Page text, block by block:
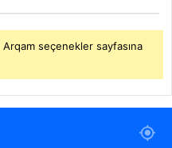
Arqam seçenekler sayfasına